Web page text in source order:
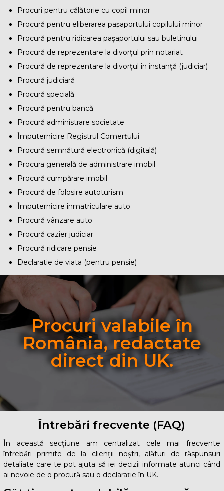
Procuri pentru călătorie cu copil minor
Procură pentru eliberarea pașaportului copilului minor
Procură pentru ridicarea pașaportului sau buletinului
Procură de reprezentare la divorțul prin notariat
Procură de reprezentare la divorțul în instanță (judiciar)
Procură judiciară
Procură specială
Procură pentru bancă
Procură administrare societate
Împuternicire Registrul Comerțului
Procură semnătură electronică (digitală)
Procura generală de administrare imobil
Procură cumpărare imobil
Procură de folosire autoturism
Împuternicire înmatriculare auto
Procură vânzare auto
Procură cazier judiciar
Procură ridicare pensie
Declaratie de viata (pentru pensie)
Procuri valabile în
România, redactate
direct din UK.
Întrebări frecvente (FAQ)
În această secțiune am centralizat cele mai frecvente
întrebări primite de la clienții noștri, alături de răspunsuri
detaliate care te pot ajuta să iei decizii informate atunci când
ai nevoie de o procură sau o declarație în UK.